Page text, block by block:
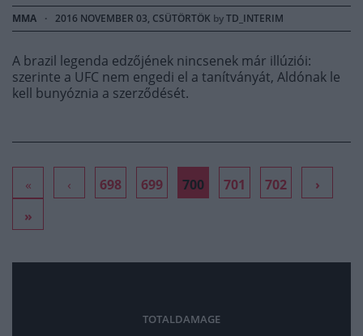
MMA · 2016 NOVEMBER 03, CSÜTÖRTÖK byTD_INTERIM
A brazil legenda edzőjének nincsenek már illúziói:
szerinte a UFC nem engedi el a tanítványát, Aldónak le
kell bunyóznia a szerződését.
« ‹ 698 699 700 701 702
›
»
TOTALDAMAGE